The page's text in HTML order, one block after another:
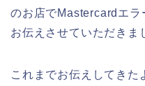
のお店でMastercardエラ
お伝えさせていただきま
これまでお伝えしてきた